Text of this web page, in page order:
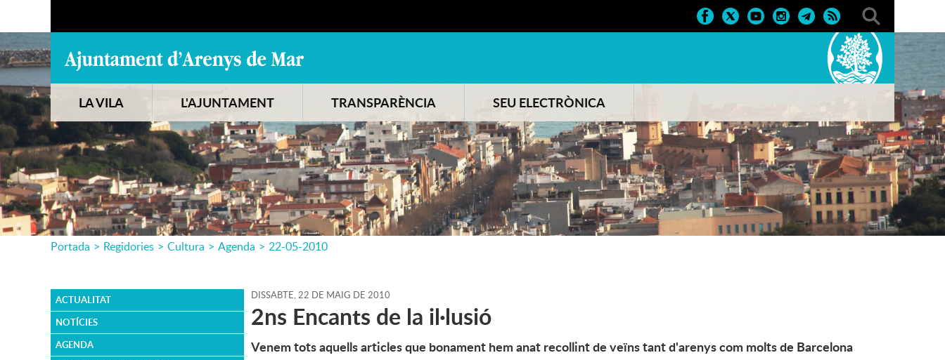
LA VILA L'AJUNTAMENT TRANSPARÈNCIA SEU ELECTRÒNICA
Portada > Regidories > Cultura > Agenda > 22-05-2010
ACTUALITAT
NOTÍCIES
AGENDA
DISSABTE,22 DE MAIG DE 2010
2ns Encants de la il·lusió
Venem tots aquells articles que bonament hem anat recollint de veïns tant d'arenys com molts de Barcelona